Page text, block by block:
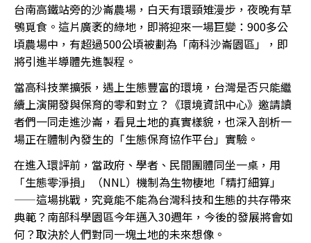
台南高鐵站旁的沙崙農場，白天有環頸雉漫步，夜晚有草
鴞覓食。這片廣袤的綠地，即將迎來一場巨變：900多公
頃農場中，有超過500公頃被劃為「南科沙崙園區」，即
將引進半導體先進製程。
當高科技業擴張，遇上生態豐富的環境，台灣是否只能繼
續上演開發與保育的零和對立？《環境資訊中心》邀請讀
者們一同走進沙崙，看見土地的真實樣貌，也深入剖析一
場正在體制內發生的「生態保育協作平台」實驗。
在進入環評前，當政府、學者、民間團體同坐一桌，用
「生態零淨損」（NNL）機制為生物棲地「精打細算」
——這場挑戰，究竟能不能為台灣科技和生態的共存帶來
典範？南部科學園區今年邁入30週年，今後的發展將會如
何？取決於人們對同一塊土地的未來想像。